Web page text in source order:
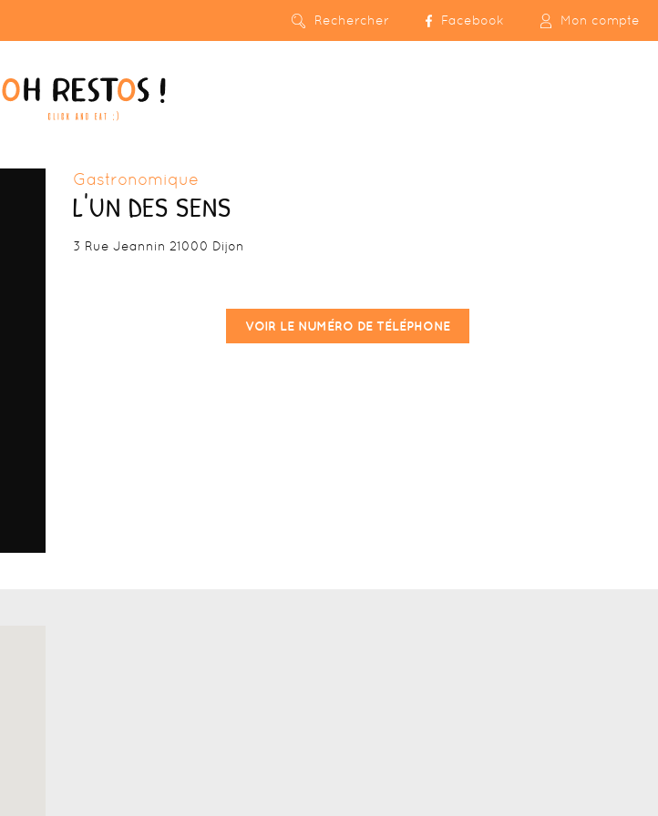
Rechercher Facebook Mon compte
Gastronomique
L'UN DES SENS
3 Rue Jeannin 21000 Dijon
VOIR LE NUMÉRO DE TÉLÉPHONE